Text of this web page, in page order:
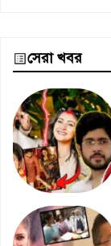
সেরা খবর